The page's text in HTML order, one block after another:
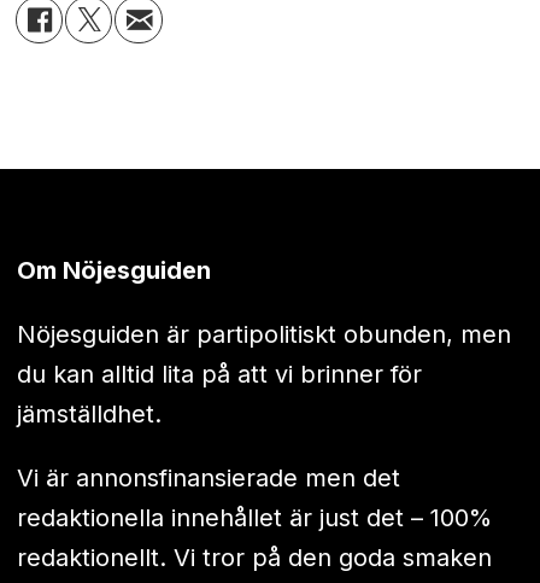
Om Nöjesguiden
Nöjesguiden är partipolitiskt obunden, men
du kan alltid lita på att vi brinner för
jämställdhet.
Vi är annonsfinansierade men det
redaktionella innehållet är just det – 100%
redaktionellt. Vi tror på den goda smaken